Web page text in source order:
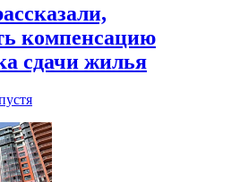
компенсацию
сдачи жилья